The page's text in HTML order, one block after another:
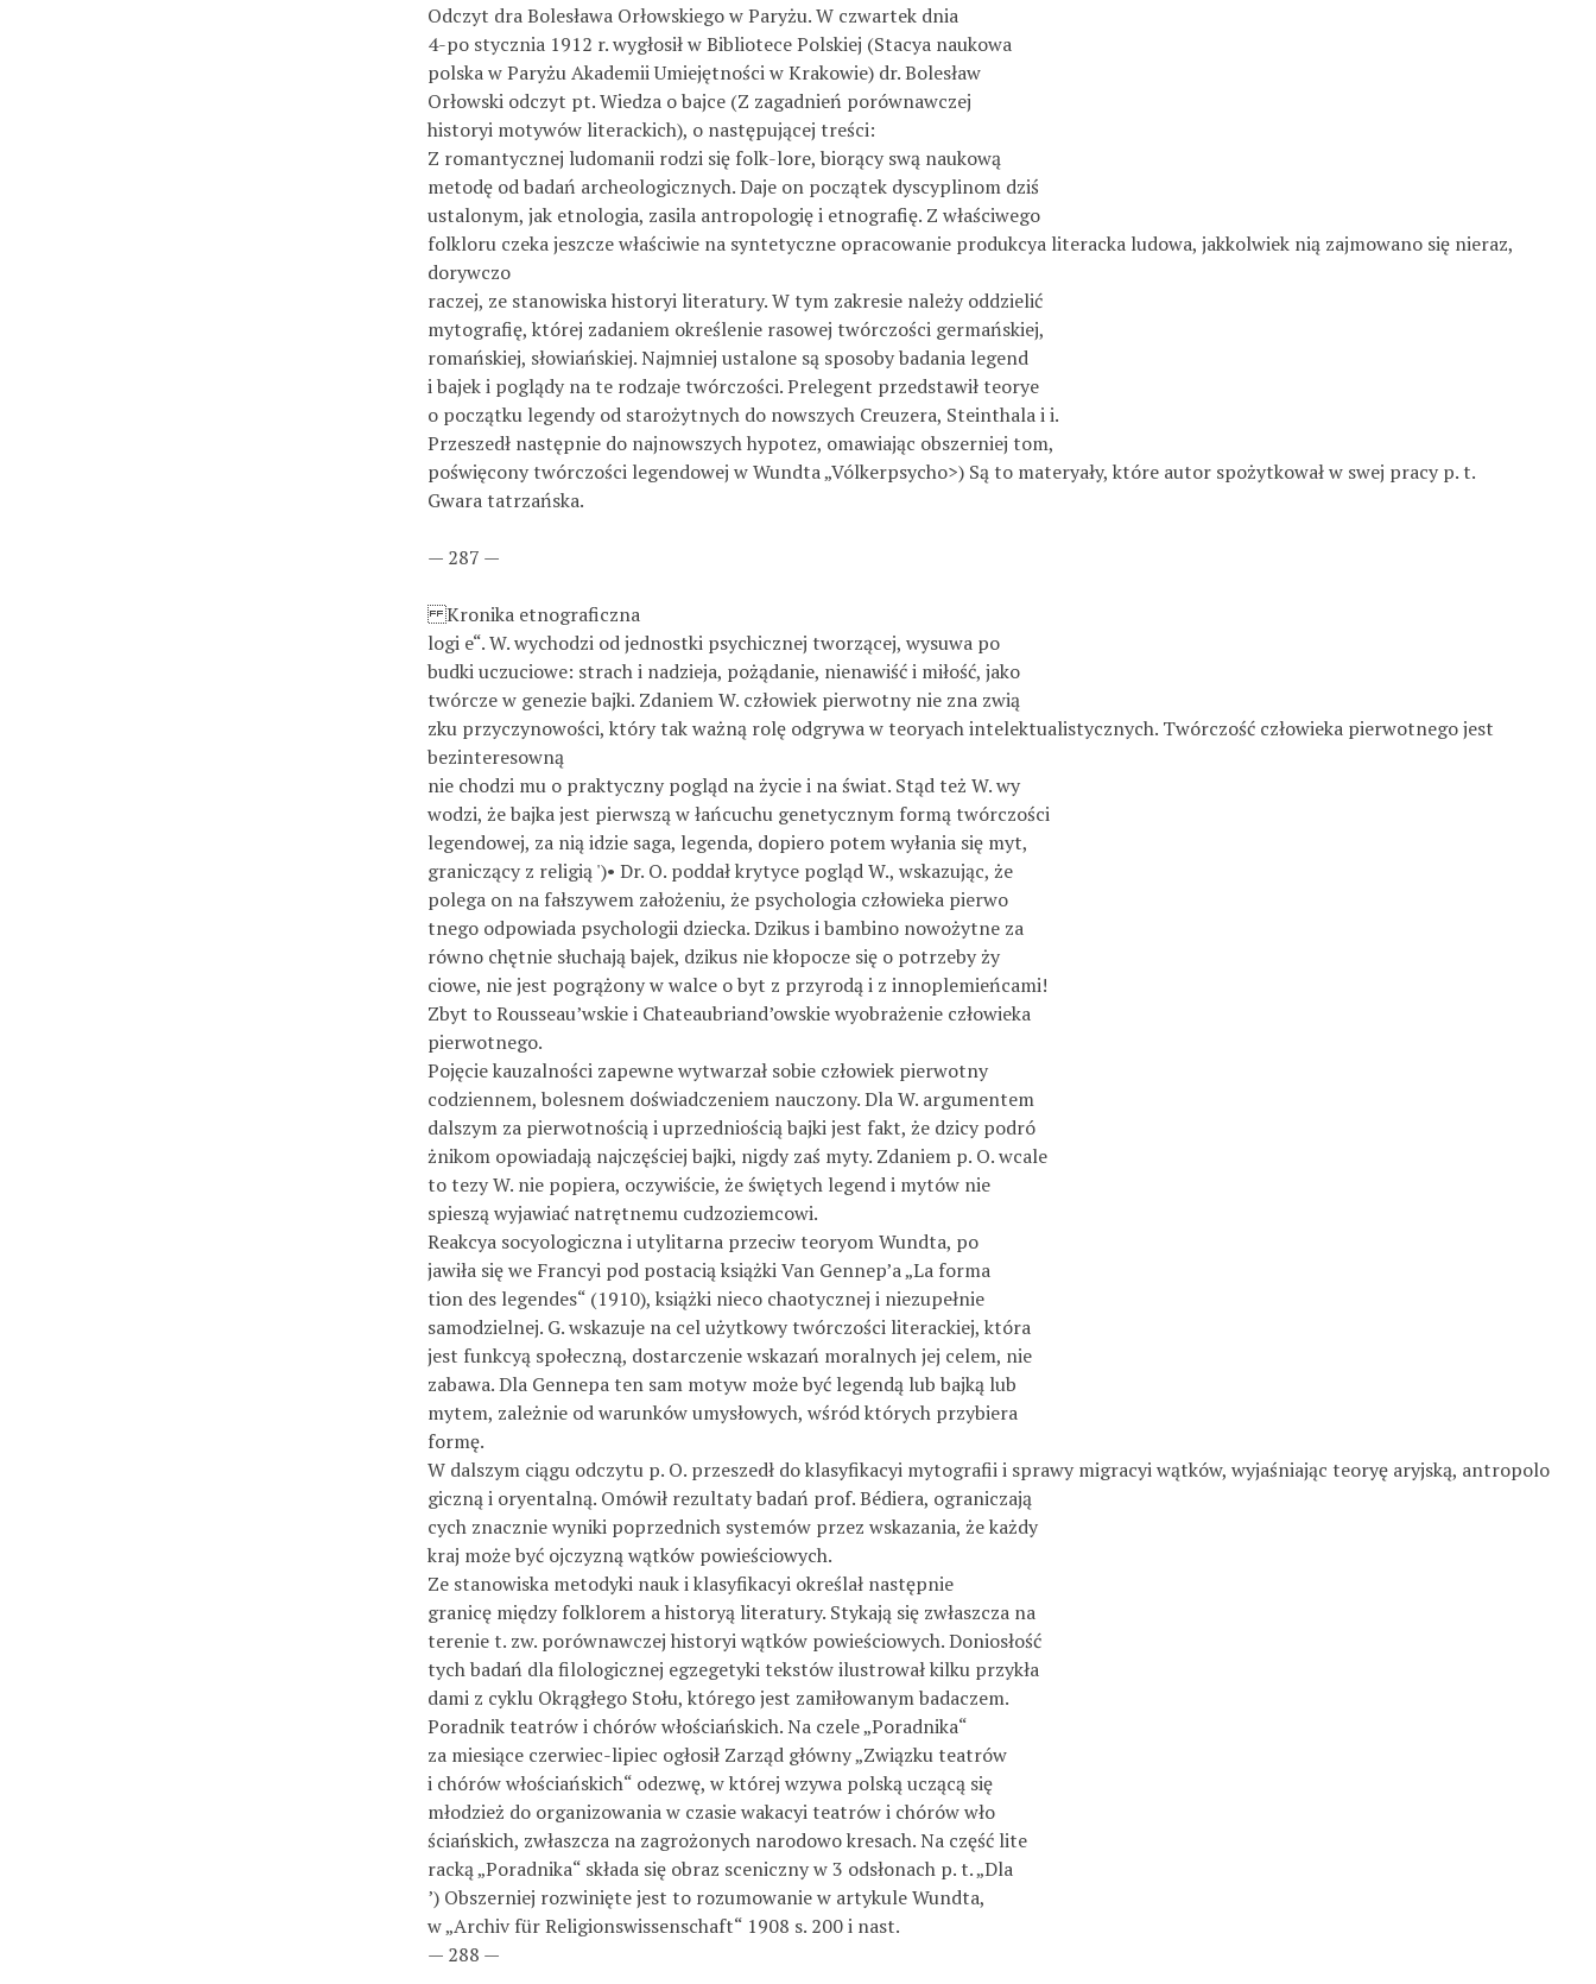
Odczyt dra Bolesława Orłowskiego w Paryżu. W czwartek dnia
4-po stycznia 1912 r. wygłosił w Bibliotece Polskiej (Stacya naukowa
polska w Paryżu Akademii Umiejętności w Krakowie) dr. Bolesław
Orłowski odczyt pt. Wiedza o bajce (Z zagadnień porównawczej
historyi motywów literackich), o następującej treści:
Z romantycznej ludomanii rodzi się folk-lore, biorący swą naukową
metodę od badań archeologicznych. Daje on początek dyscyplinom dziś
ustalonym, jak etnologia, zasila antropologię i etnografię. Z właściwego
folkloru czeka jeszcze właściwie na syntetyczne opracowanie produkcya literacka ludowa, jakkolwiek nią zajmowano się nieraz,
dorywczo
raczej, ze stanowiska historyi literatury. W tym zakresie należy oddzielić
mytografię, której zadaniem określenie rasowej twórczości germańskiej,
romańskiej, słowiańskiej. Najmniej ustalone są sposoby badania legend
i bajek i poglądy na te rodzaje twórczości. Prelegent przedstawił teorye
o początku legendy od starożytnych do nowszych Creuzera, Steinthala i i.
Przeszedł następnie do najnowszych hypotez, omawiając obszerniej tom,
poświęcony twórczości legendowej w Wundta „Vólkerpsycho>) Są to materyały, które autor spożytkował w swej pracy p. t.
Gwara tatrzańska.
— 287 —
Kronika etnograficzna
logi e“. W. wychodzi od jednostki psychicznej tworzącej, wysuwa po­
budki uczuciowe: strach i nadzieja, pożądanie, nienawiść i miłość, jako
twórcze w genezie bajki. Zdaniem W. człowiek pierwotny nie zna zwią­
zku przyczynowości, który tak ważną rolę odgrywa w teoryach intelektualistycznych. Twórczość człowieka pierwotnego jest
bezinteresowną
nie chodzi mu o praktyczny pogląd na życie i na świat. Stąd też W. wy­
wodzi, że bajka jest pierwszą w łańcuchu genetycznym formą twórczości
legendowej, za nią idzie saga, legenda, dopiero potem wyłania się myt,
graniczący z religią ')• Dr. O. poddał krytyce pogląd W., wskazując, że
polega on na fałszywem założeniu, że psychologia człowieka pierwo­
tnego odpowiada psychologii dziecka. Dzikus i bambino nowożytne za­
równo chętnie słuchają bajek, dzikus nie kłopocze się o potrzeby ży­
ciowe, nie jest pogrążony w walce o byt z przyrodą i z innoplemieńcami!
Zbyt to Rousseau’wskie i Chateaubriand’owskie wyobrażenie człowieka
pierwotnego.
Pojęcie kauzalności zapewne wytwarzał sobie człowiek pierwotny
codziennem, bolesnem doświadczeniem nauczony. Dla W. argumentem
dalszym za pierwotnością i uprzedniością bajki jest fakt, że dzicy podró­
żnikom opowiadają najczęściej bajki, nigdy zaś myty. Zdaniem p. O. wcale
to tezy W. nie popiera, oczywiście, że świętych legend i mytów nie
spieszą wyjawiać natrętnemu cudzoziemcowi.
Reakcya socyologiczna i utylitarna przeciw teoryom Wundta, po­
jawiła się we Francyi pod postacią książki Van Gennep’a „La forma­
tion des legendes“ (1910), książki nieco chaotycznej i niezupełnie
samodzielnej. G. wskazuje na cel użytkowy twórczości literackiej, która
jest funkcyą społeczną, dostarczenie wskazań moralnych jej celem, nie
zabawa. Dla Gennepa ten sam motyw może być legendą lub bajką lub
mytem, zależnie od warunków umysłowych, wśród których przybiera
formę.
W dalszym ciągu odczytu p. O. przeszedł do klasyfikacyi mytografii i sprawy migracyi wątków, wyjaśniając teoryę aryjską, antropolo­
giczną i oryentalną. Omówił rezultaty badań prof. Bédiera, ograniczają­
cych znacznie wyniki poprzednich systemów przez wskazania, że każdy
kraj może być ojczyzną wątków powieściowych.
Ze stanowiska metodyki nauk i klasyfikacyi określał następnie
granicę między folklorem a historyą literatury. Stykają się zwłaszcza na
terenie t. zw. porównawczej historyi wątków powieściowych. Doniosłość
tych badań dla filologicznej egzegetyki tekstów ilustrował kilku przykła­
dami z cyklu Okrągłego Stołu, którego jest zamiłowanym badaczem.
Poradnik teatrów i chórów włościańskich. Na czele „Poradnika“
za miesiące czerwiec-lipiec ogłosił Zarząd główny „Związku teatrów
i chórów włościańskich“ odezwę, w której wzywa polską uczącą się
młodzież do organizowania w czasie wakacyi teatrów i chórów wło­
ściańskich, zwłaszcza na zagrożonych narodowo kresach. Na część lite­
racką „Poradnika“ składa się obraz sceniczny w 3 odsłonach p. t. „Dla
’) Obszerniej rozwinięte jest to rozumowanie w artykule Wundta,
w „Archiv für Religionswissenschaft“ 1908 s. 200 i nast.
— 288 —